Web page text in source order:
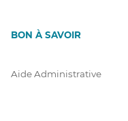
BON À SAVOIR
Aide Administrative